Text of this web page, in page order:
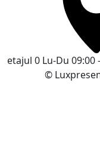
etajul 0 Lu-Du 09:00
©